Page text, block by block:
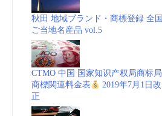
秋田 地域ブランド・商標登録 全国
ご当地名産品 vol.5
CTMO 中国 国家知识产权局商标局
商標関連料金表
2019年7月1日改
正